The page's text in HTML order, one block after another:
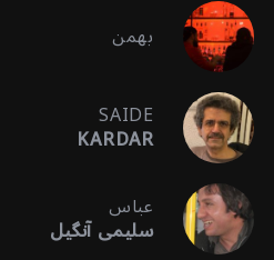
بهمن
SAIDE
KARDAR
عباس
سلیمی آنگیل